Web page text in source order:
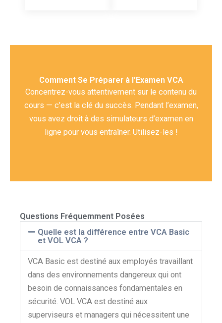
Comment Se Préparer à l’Examen VCA
Concentrez-vous attentivement sur le contenu du
cours — c’est la clé du succès. Pendant l’examen,
vous avez droit à des simulateurs d’examen en
ligne pour vous entraîner. Utilisez-les !
Questions Fréquemment Posées
Quelle est la différence entre VCA Basic
et VOL VCA ?
VCA Basic est destiné aux employés travaillant
dans des environnements dangereux qui ont
besoin de connaissances fondamentales en
sécurité. VOL VCA est destiné aux
superviseurs et managers qui nécessitent une